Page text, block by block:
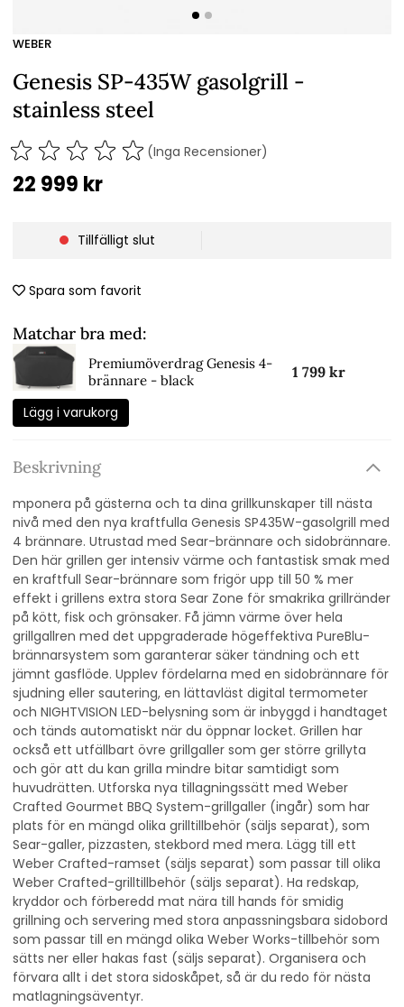
WEBER
Genesis SP-435W gasolgrill -
stainless steel
(Inga Recensioner)
22 999 kr
Tillfälligt slut
Spara som favorit
Matchar bra med:
Premiumöverdrag Genesis 4-
brännare - black
1 799 kr
Lägg i varukorg
Beskrivning
mponera på gästerna och ta dina grillkunskaper till nästa
nivå med den nya kraftfulla Genesis SP435W-gasolgrill med
4 brännare. Utrustad med Sear-brännare och sidobrännare.
Den här grillen ger intensiv värme och fantastisk smak med
en kraftfull Sear-brännare som frigör upp till 50 % mer
effekt i grillens extra stora Sear Zone för smakrika grillränder
på kött, fisk och grönsaker. Få jämn värme över hela
grillgallren med det uppgraderade högeffektiva PureBlu-
brännarsystem som garanterar säker tändning och ett
jämnt gasflöde. Upplev fördelarna med en sidobrännare för
sjudning eller sautering, en lättavläst digital termometer
och NIGHTVISION LED-belysning som är inbyggd i handtaget
och tänds automatiskt när du öppnar locket. Grillen har
också ett utfällbart övre grillgaller som ger större grillyta
och gör att du kan grilla mindre bitar samtidigt som
huvudrätten. Utforska nya tillagningssätt med Weber
Crafted Gourmet BBQ System-grillgaller (ingår) som har
plats för en mängd olika grilltillbehör (säljs separat), som
Sear-galler, pizzasten, stekbord med mera. Lägg till ett
Weber Crafted-ramset (säljs separat) som passar till olika
Weber Crafted-grilltillbehör (säljs separat). Ha redskap,
kryddor och förberedd mat nära till hands för smidig
grillning och servering med stora anpassningsbara sidobord
som passar till en mängd olika Weber Works-tillbehör som
sätts ner eller hakas fast (säljs separat). Organisera och
förvara allt i det stora sidoskåpet, så är du redo för nästa
matlagningsäventyr.